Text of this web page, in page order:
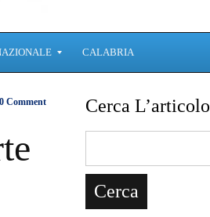
CALABRIA
Comment Cerca L’articolo